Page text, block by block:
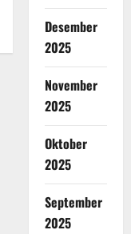
Desember
2025
November
2025
Oktober
2025
September
2025